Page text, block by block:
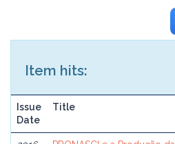
Item hits:
Issue
Date
Title